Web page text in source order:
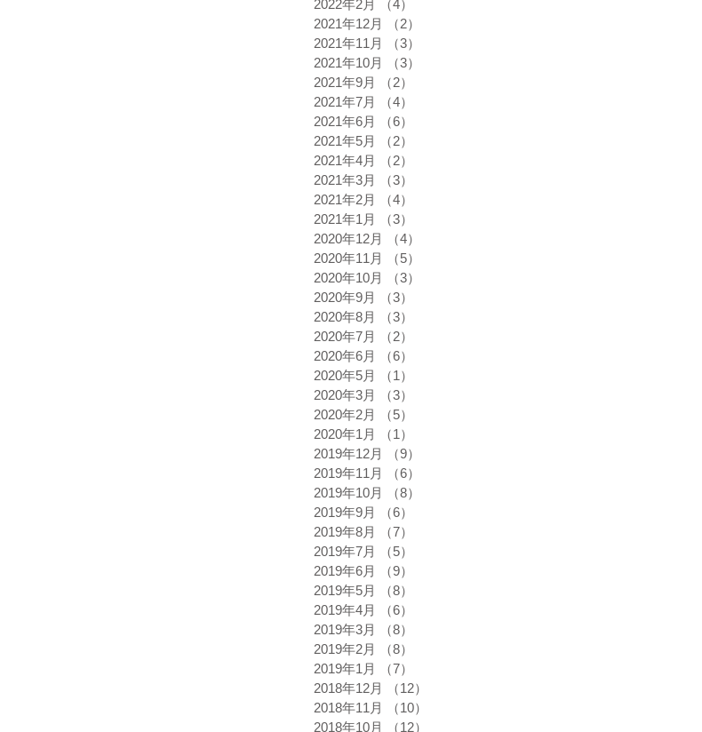
2022年2月
（4）
2021年12月
（2）
2021年11月
（3）
2021年10月
（3）
2021年9月
（2）
2021年7月
（4）
2021年6月
（6）
2021年5月
（2）
2021年4月
（2）
2021年3月
（3）
2021年2月
（4）
2021年1月
（3）
2020年12月
（4）
2020年11月
（5）
2020年10月
（3）
2020年9月
（3）
2020年8月
（3）
2020年7月
（2）
2020年6月
（6）
2020年5月
（1）
2020年3月
（3）
2020年2月
（5）
2020年1月
（1）
2019年12月
（9）
2019年11月
（6）
2019年10月
（8）
2019年9月
（6）
2019年8月
（7）
2019年7月
（5）
2019年6月
（9）
2019年5月
（8）
2019年4月
（6）
2019年3月
（8）
2019年2月
（8）
2019年1月
（7）
2018年12月
（12）
2018年11月
（10）
2018年10月
（12）